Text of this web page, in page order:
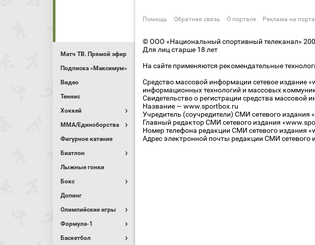
Матч ТВ. Прямой эфир
Подписка «Максимум»
Видео
Теннис
Хоккей
MMA/Единоборства
Фигурное катание
Биатлон
Лыжные гонки
Бокс
Допинг
Олимпийские игры
Формула-1
Баскетбол
Помощь Обратная связь О портале Реклама на
© ООО «Национальный спортивный телеканал»
Для лиц старше 18 лет
На сайте применяются рекомендательные
Средство массовой информации сетевое издание
информационных технологий и массовых
Свидетельство о регистрации средства
Название — www.sportbox.ru
Учредитель (соучредители) СМИ сетевого
Главный редактор СМИ сетевого издания
Номер телефона редакции СМИ сетевого издания
Адрес электронной почты редакции СМИ